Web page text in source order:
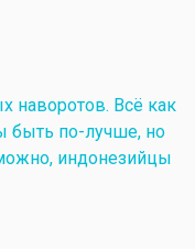
наворотов. Всё как
быть по-лучше, но
индонезийцы